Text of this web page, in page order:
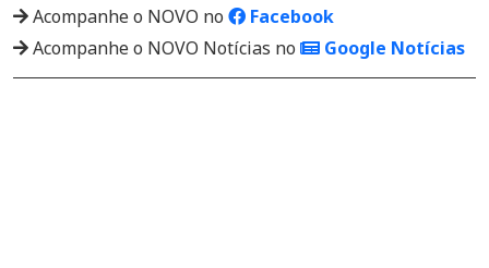
Acompanhe o NOVO no
Facebook
Acompanhe o NOVO Notícias no
Google Notícias